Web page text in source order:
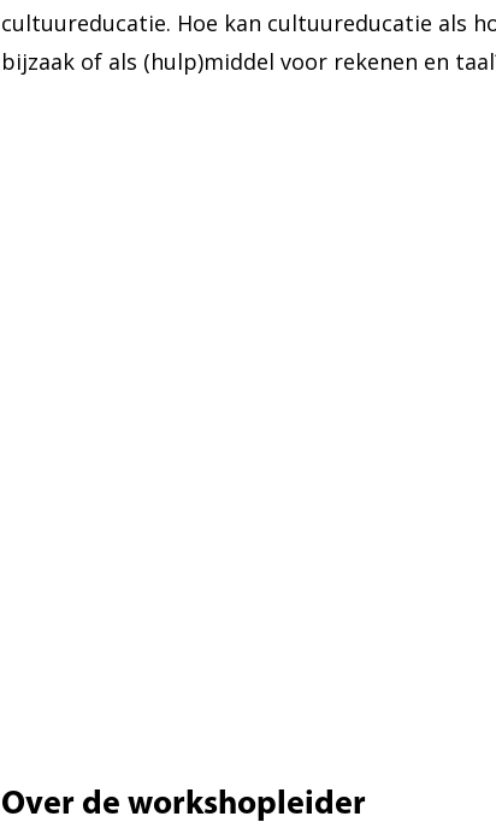
cultuureducatie. Hoe kan cultuureducatie als
bijzaak of als (hulp)middel voor rekenen en
Over de workshopleider